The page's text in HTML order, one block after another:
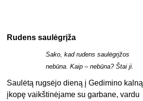
Rudens saulėgrįža
Sako, kad rudens saulėgrįžos
nebūna. Kaip – nebūna? Štai ji.
Saulėtą rugsėjo dieną į Gedimino kalną
įkopę vaikštinėjame su garbane, vardu